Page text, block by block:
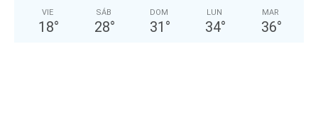
VIE
18°
SÁB
28°
DOM
31 °
LUN
34°
MAR
36°